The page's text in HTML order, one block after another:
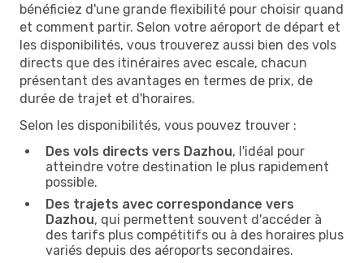
bénéficiez d'une grande flexibilité pour choisir quand
et comment partir. Selon votre aéroport de départ et
les disponibilités, vous trouverez aussi bien des vols
directs que des itinéraires avec escale, chacun
présentant des avantages en termes de prix, de
durée de trajet et d'horaires.
Selon les disponibilités, vous pouvez trouver :
Des vols directs vers Dazhou, l'idéal pour
atteindre votre destination le plus rapidement
possible.
Des trajets avec correspondance vers
Dazhou, qui permettent souvent d'accéder à
des tarifs plus compétitifs ou à des horaires plus
variés depuis des aéroports secondaires.